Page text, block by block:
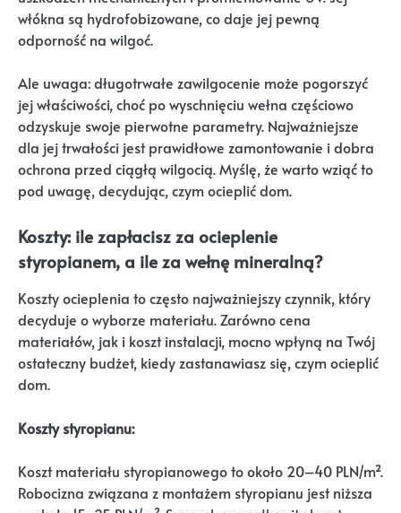
włókna są hydrofobizowane, co daje jej pewną
odporność na wilgoć.
Ale uwaga: długotrwałe zawilgocenie może pogorszyć
jej właściwości, choć po wyschnięciu wełna częściowo
odzyskuje swoje pierwotne parametry. Najważniejsze
dla jej trwałości jest prawidłowe zamontowanie i dobra
ochrona przed ciągłą wilgocią. Myślę, że warto wziąć to
pod uwagę, decydując, czym ocieplić dom.
Koszty: ile zapłacisz za ocieplenie
styropianem, a ile za wełnę mineralną?
Koszty ocieplenia to często najważniejszy czynnik, który
decyduje o wyborze materiału. Zarówno cena
materiałów, jak i koszt instalacji, mocno wpłyną na Twój
ostateczny budżet, kiedy zastanawiasz się, czym ocieplić
dom.
Koszty styropianu:
Koszt materiału styropianowego to około 20–40 PLN/m².
Robocizna związana z montażem styropianu jest niższa